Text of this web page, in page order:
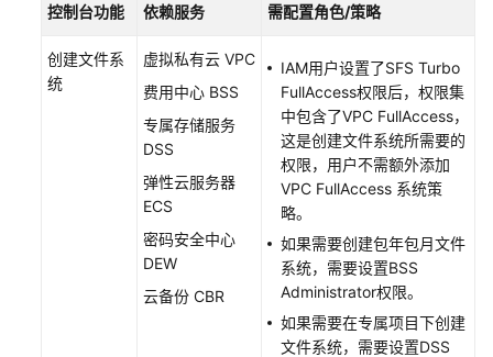
指
权
控制台功能 依赖服务 需配置角色/策略
创建文件系
统
虚拟私有云 VPC
费用中心 BSS
专属存储服务
DSS
弹性云服务器
ECS
密码安全中心
DEW
云备份 CBR
IAM用户设置了SFS Turbo
FullAccess权限后，权限集
中包含了VPC FullAccess，
这是创建文件系统所需要的
权限，用户不需额外添加
VPC FullAccess 系统策
略。
如果需要创建包年包月文件
系统，需要设置BSS
Administrator权限。
如果需要在专属项目下创建
文件系统，需要设置DSS